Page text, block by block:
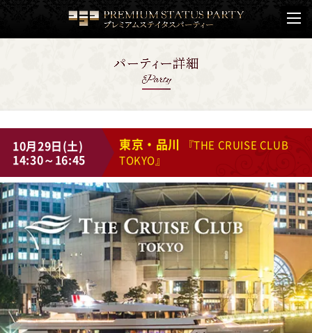
10月29日(土)
14:30～16:45
東京・品川
『THE CRUISE CLUB
TOKYO』